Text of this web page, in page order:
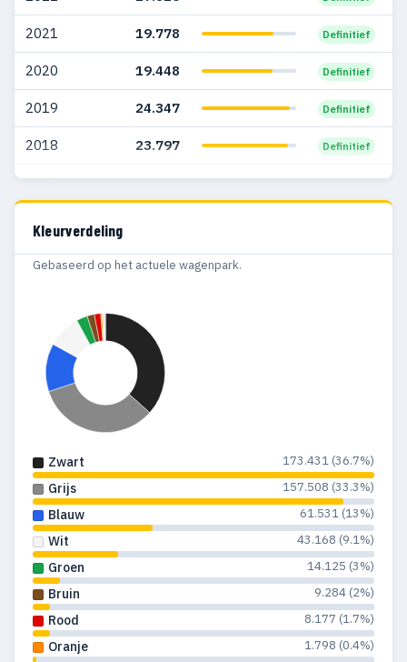
2004 7.484 3.699
2003 5.748 2.897
2002 4.677 2.001
2001 5.000 2.293
1999 3.444 1.594
1998 3.124
2.324
1995 1.309
1994 1.174
969
1992 495
1991 1.014 512
1990 511
1989 1.106 548
1988 1.071 511
1987 842
2021 19.778 Definitief
2020 19.448 Definitief
2019 24.347 Definitief
2018 23.797 Definitief
2017 23.200
Kleurverdeling
Gebaseerd op het actuele wagenpark.
Zwart 173.431 (36.7%)
Grijs 157.508 (33.3%)
Blauw 61.531 (13%)
Wit 43.168 (9.1%)
Groen 14.125 (3%)
Bruin 9.284 (2%)
Rood 8.177 (1.7%)
Oranje 1.798 (0.4%)